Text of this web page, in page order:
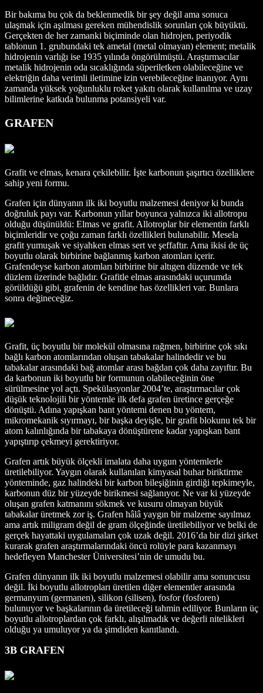
Bir bakıma bu çok da beklenmedik bir şey değil ama sonuca
ulaşmak için aşılması gereken mühendislik sorunları çok büyüktü.
Gerçekten de her zamanki biçiminde olan hidrojen, periyodik
tablonun 1. grubundaki tek ametal (metal olmayan) element; metalik
hidrojenin varlığı ise 1935 yılında öngörülmüştü. Araştırmacılar
metalik hidrojenin oda sıcaklığında süperiletken olabileceğine ve
elektriğin daha verimli iletimine izin verebileceğine inanıyor. Aynı
zamanda yüksek yoğunluklu roket yakıtı olarak kullanılma ve uzay
bilimlerine katkıda bulunma potansiyeli var.
GRAFEN
Grafit ve elmas, kenara çekilebilir. İşte karbonun şaşırtıcı özelliklere
sahip yeni formu.
Grafen için dünyanın ilk iki boyutlu malzemesi deniyor ki bunda
doğruluk payı var. Karbonun yıllar boyunca yalnızca iki allotropu
olduğu düşünüldü: Elmas ve grafit. Allotroplar bir elementin farklı
biçimleridir ve çoğu zaman farklı özellikleri bulunabilir. Mesela
grafit yumuşak ve siyahken elmas sert ve şeffaftır. Ama ikisi de üç
boyutlu olarak birbirine bağlanmış karbon atomları içerir.
Grafendeyse karbon atomları birbirine bir altıgen düzende ve tek
düzlem üzerinde bağlıdır. Grafitle elmas arasındaki uçurumda
görüldüğü gibi, grafenin de kendine has özellikleri var. Bunlara
sonra değineceğiz.
Grafit, üç boyutlu bir molekül olmasına rağmen, birbirine çok sıkı
bağlı karbon atomlarından oluşan tabakalar halindedir ve bu
tabakalar arasındaki bağ atomlar arası bağdan çok daha zayıftır. Bu
da karbonun iki boyutlu bir formunun olabileceğinin öne
sürülmesine yol açtı. Spekülasyonlar 2004’te, araştırmacılar çok
düşük teknolojili bir yöntemle ilk defa grafen üretince gerçeğe
dönüştü. Adına yapışkan bant yöntemi denen bu yöntem,
mikromekanik sıyırmayı, bir başka deyişle, bir grafit blokunu tek bir
atom kalınlığında bir tabakaya dönüştürene kadar yapışkan bant
yapıştırıp çekmeyi gerektiriyor.
Grafen artık büyük ölçekli imalata daha uygun yöntemlerle
üretilebiliyor. Yaygın olarak kullanılan kimyasal buhar biriktirme
yönteminde, gaz halindeki bir karbon bileşiğinin girdiği tepkimeyle,
karbonun düz bir yüzeyde birikmesi sağlanıyor. Ne var ki yüzeyde
oluşan grafen katmanını sökmek ve kusuru olmayan büyük
tabakalar üretmek zor iş. Grafen hâlâ yaygın bir malzeme sayılmaz
ama artık miligram değil de gram ölçeğinde üretilebiliyor ve belki de
gerçek hayattaki uygulamaları çok uzak değil. 2016’da bir dizi şirket
kurarak grafen araştırmalarındaki öncü rolüyle para kazanmayı
hedefleyen Manchester Üniversitesi’nin de umudu bu.
Grafen dünyanın ilk iki boyutlu malzemesi olabilir ama sonuncusu
değil. İki boyutlu allotropları üretilen diğer elementler arasında
germanyum (germanen), silikon (silisen), fosfor (fosforen)
bulunuyor ve başkalarının da üretileceği tahmin ediliyor. Bunların üç
boyutlu allotroplardan çok farklı, alışılmadık ve değerli nitelikleri
olduğu ya umuluyor ya da şimdiden kanıtlandı.
3B GRAFEN